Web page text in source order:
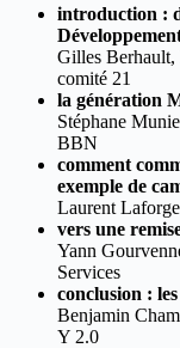
introduction :
Gilles Berhault,
comité 21
la génération
Stéphane
BBN
comment
exemple de
Laurent
vers une
Yann
Services
conclusion :
Benjamin
Y 2.0